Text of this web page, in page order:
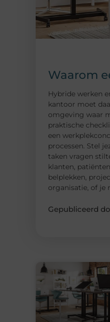
Waarom
Hybride werken
kantoor moet
omgeving waar
praktische
een
processen. Stel
taken vragen
klanten,
belplekken,
organisatie, of je
Gepubliceerd